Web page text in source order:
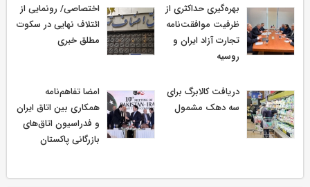
بهره‌گیری حداکثری از
ظرفیت موافقت‌نامه
تجارت آزاد ایران و
روسیه
اختصاصی/ رونمایی از
ائتلاف‌ نهایی در سکوت
مطلق خبری
دریافت کالابرگ برای
سه دهک مشمول
امضا تفاهم‌نامه
همکاری بین اتاق ایران
و فدراسیون اتاق‌های
بازرگانی پاکستان